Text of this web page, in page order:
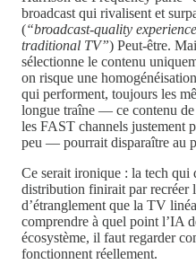
broadcast qui rivalisent et
(“broadcast-quality
traditional TV”) Peut-être.
sélectionne le contenu
on risque une
qui performent, toujours les
longue traîne — ce contenu
les FAST channels justement
peu — pourrait disparaître au
Ce serait ironique : la tech qui
distribution finirait par recréer
d’étranglement que la TV
comprendre à quel point l’IA
écosystème, il faut regarder
fonctionnent réellement.